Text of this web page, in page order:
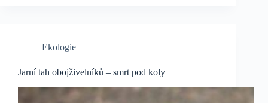
Ekologie
Jarní tah obojživelníků – smrt pod koly